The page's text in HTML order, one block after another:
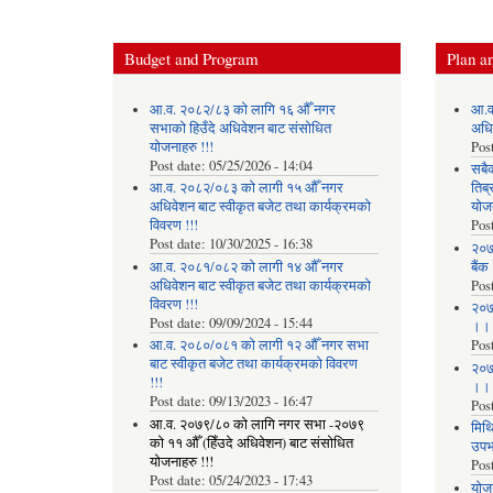
Budget and Program
आ.व. २०८२/८३ को लागि १६ औँ नगर
सभाको हिउँदे अधिवेशन बाट संसोधित
योजनाहरु !!!
Post date: 05/25/2026 - 14:04
आ.व. २०८२/०८३ को लागी १५ औँ नगर
अधिवेशन बाट स्वीकृत बजेट तथा कार्यक्रमको
विवरण !!!
Post date: 10/30/2025 - 16:38
आ.व. २०८१/०८२ को लागी १४ औँ नगर
अधिवेशन बाट स्वीकृत बजेट तथा कार्यक्रमको
विवरण !!!
Post date: 09/09/2024 - 15:44
आ.व. २०८०/०८१ को लागी १२ औँ नगर सभा
बाट स्वीकृत बजेट तथा कार्यक्रमको विवरण
!!!
Post date: 09/13/2023 - 16:47
आ.व. २०७९/८० को लागि नगर सभा -२०७९
को ११ औँ (हिँउदे अधिवेशन) बाट संसोधित
योजनाहरु !!!
Post date: 05/24/2023 - 17:43
Plan
बैंक